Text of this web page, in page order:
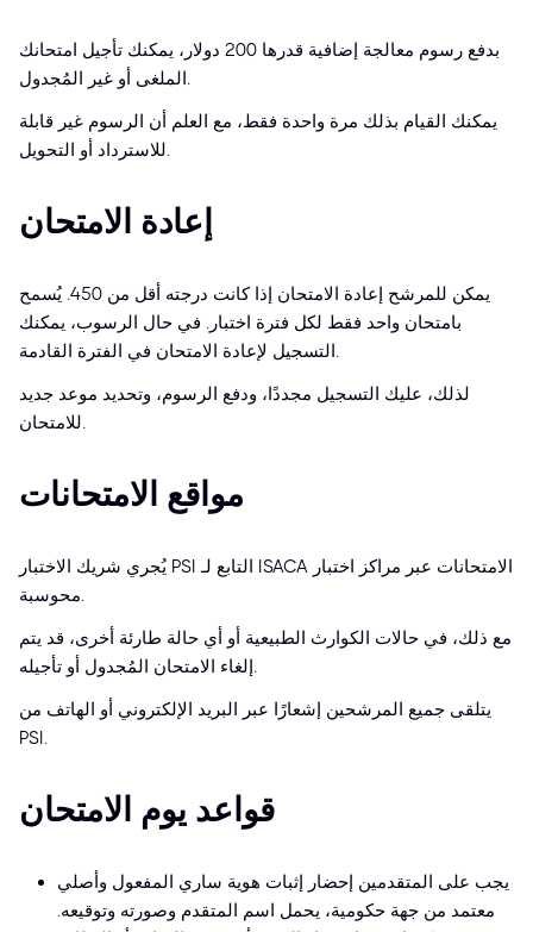
بدفع رسوم معالجة إضافية قدرها 200 دولار، يمكنك تأجيل امتحانك
الملغى أو غير المُجدول.
يمكنك القيام بذلك مرة واحدة فقط، مع العلم أن الرسوم غير قابلة
للاسترداد أو التحويل.
إعادة الامتحان
يمكن للمرشح إعادة الامتحان إذا كانت درجته أقل من 450. يُسمح
بامتحان واحد فقط لكل فترة اختبار. في حال الرسوب، يمكنك
التسجيل لإعادة الامتحان في الفترة القادمة.
لذلك، عليك التسجيل مجددًا، ودفع الرسوم، وتحديد موعد جديد
للامتحان.
مواقع الامتحانات
يُجري شريك الاختبار PSI التابع لـ ISACA الامتحانات عبر مراكز اختبار
محوسبة.
مع ذلك، في حالات الكوارث الطبيعية أو أي حالة طارئة أخرى، قد يتم
إلغاء الامتحان المُجدول أو تأجيله.
يتلقى جميع المرشحين إشعارًا عبر البريد الإلكتروني أو الهاتف من
PSI.
قواعد يوم الامتحان
يجب على المتقدمين إحضار إثبات هوية ساري المفعول وأصلي
معتمد من جهة حكومية، يحمل اسم المتقدم وصورته وتوقيعه.